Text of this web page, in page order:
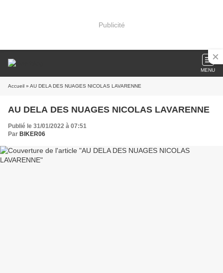
Publicité
MENU
Accueil » AU DELA DES NUAGES NICOLAS LAVARENNE
AU DELA DES NUAGES NICOLAS LAVARENNE
Publié le 31/01/2022 à 07:51
Par BIKER06